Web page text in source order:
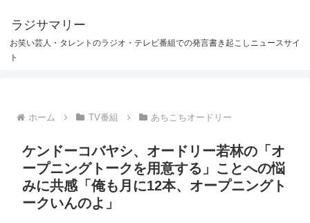
ラジサマリー
お笑い芸人・タレントのラジオ・テレビ番組での発言書き起こしニュースサイ
ト
ホーム TV番組 あちこちオードリー
ケンドーコバヤシ、オードリー若林の「オ
ープニングトークを用意する」ことへの悩
みに共感「俺も月に12本、オープニングト
ークいんのよ」